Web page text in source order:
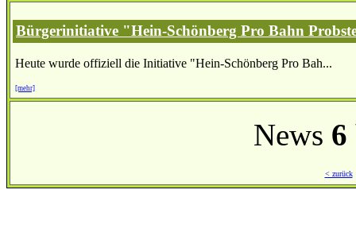
Bürgerinitiative "Hein-Schönberg Pro Bahn
Heute wurde offiziell die Initiative "Hein-Schönberg Pro Bah...
[mehr]
News 6
< zurück